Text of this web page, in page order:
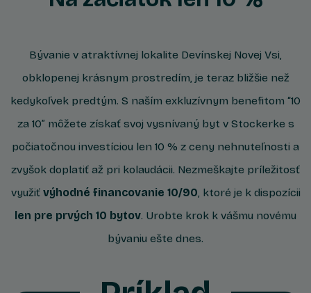
Bývanie v atraktívnej lokalite Devínskej Novej Vsi,
obklopenej krásnym prostredím, je teraz bližšie než
kedykoľvek predtým. S naším exkluzívnym benefitom “10
za 10” môžete získať svoj vysnívaný byt v Stockerke s
počiatočnou investíciou len 10 % z ceny nehnuteľnosti a
zvyšok doplatiť až pri kolaudácii. Nezmeškajte príležitosť
využiť výhodné financovanie 10/90 , ktoré je k dispozícii
len pre prvých 10 bytov. Urobte krok k vášmu novému
bývaniu ešte dnes.